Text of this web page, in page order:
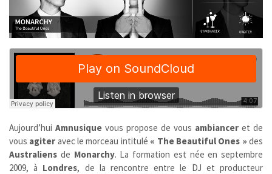
Aujourd’hui Amnusique vous propose de vous ambiancer et de
vous agiter avec le morceau intitulé « The Beautiful Ones » des
Australiens de Monarchy. La formation est née en septembre
2009, à Londres, de la rencontre entre le DJ et producteur